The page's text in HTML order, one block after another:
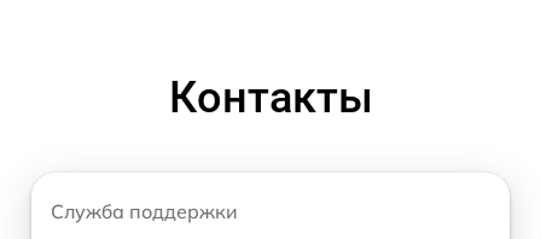
Контакты
Служба поддержки